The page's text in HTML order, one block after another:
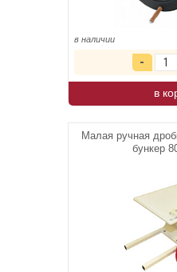
в наличии
в
Малая ручная
бункер